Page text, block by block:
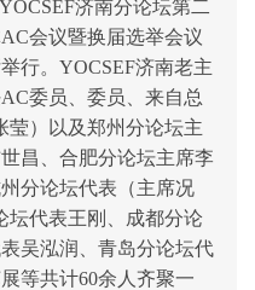
济南分论坛第二
AC会议暨换届选举会议
行。 YOCSEF济南老主
AC委员、委员、 来自总
莹）以及郑州分论坛主
昌
、合肥分论坛主席李
分论坛代表（主席况
坛代表王刚、成都分论
吴泓润、青岛分论坛代
等共计60余人齐聚一